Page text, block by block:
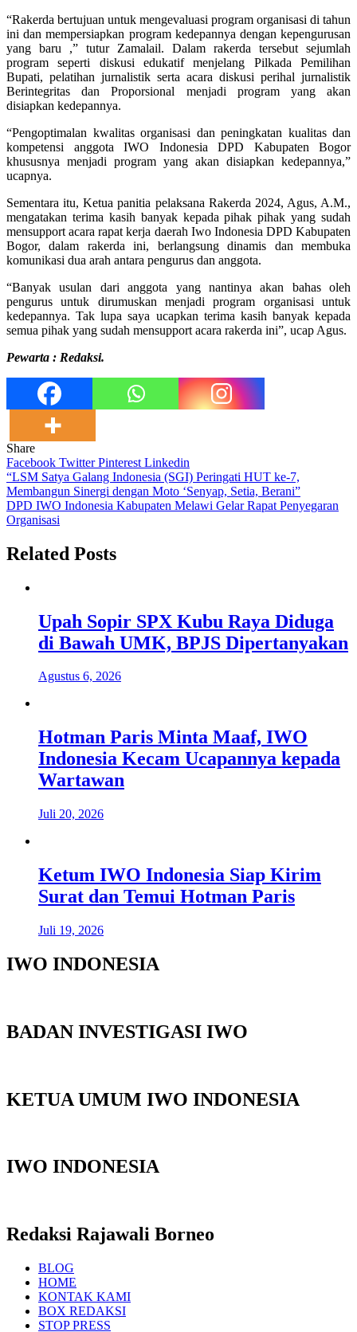
“Rakerda bertujuan untuk mengevaluasi program organisasi di tahun
ini dan mempersiapkan program kedepannya dengan kepengurusan
yang baru ,” tutur Zamalail. Dalam rakerda tersebut sejumlah
program seperti diskusi edukatif menjelang Pilkada Pemilihan
Bupati, pelatihan jurnalistik serta acara diskusi perihal jurnalistik
Berintegritas dan Proporsional menjadi program yang akan
disiapkan kedepannya.
“Pengoptimalan kwalitas organisasi dan peningkatan kualitas dan
kompetensi anggota IWO Indonesia DPD Kabupaten Bogor
khususnya menjadi program yang akan disiapkan kedepannya,”
ucapnya.
Sementara itu, Ketua panitia pelaksana Rakerda 2024, Agus, A.M.,
mengatakan terima kasih banyak kepada pihak pihak yang sudah
mensupport acara rapat kerja daerah Iwo Indonesia DPD Kabupaten
Bogor, dalam rakerda ini, berlangsung dinamis dan membuka
komunikasi dua arah antara pengurus dan anggota.
“Banyak usulan dari anggota yang nantinya akan bahas oleh
pengurus untuk dirumuskan menjadi program organisasi untuk
kedepannya. Tak lupa saya ucapkan terima kasih banyak kepada
semua pihak yang sudah mensupport acara rakerda ini”, ucap Agus.
Pewarta : Redaksi.
Share
Facebook TwitterPinterest Linkedin
Navigasi
pos
“LSM Satya Galang Indonesia (SGI) Peringati HUT ke-7,
Membangun Sinergi dengan Moto ‘Senyap, Setia, Berani”
DPD IWO Indonesia Kabupaten Melawi Gelar Rapat Penyegaran
Organisasi
Related Posts
Upah Sopir SPX Kubu Raya Diduga
di Bawah UMK, BPJS Dipertanyakan
Agustus 6, 2026
Hotman Paris Minta Maaf, IWO
Indonesia Kecam Ucapannya kepada
Wartawan
Juli 20, 2026
Ketum IWO Indonesia Siap Kirim
Surat dan Temui Hotman Paris
Juli 19, 2026
IWO INDONESIA
BADAN INVESTIGASI IWO
KETUA UMUM IWO INDONESIA
IWO INDONESIA
Redaksi Rajawali Borneo
BLOG
HOME
KONTAK KAMI
BOX REDAKSI
STOP PRESS